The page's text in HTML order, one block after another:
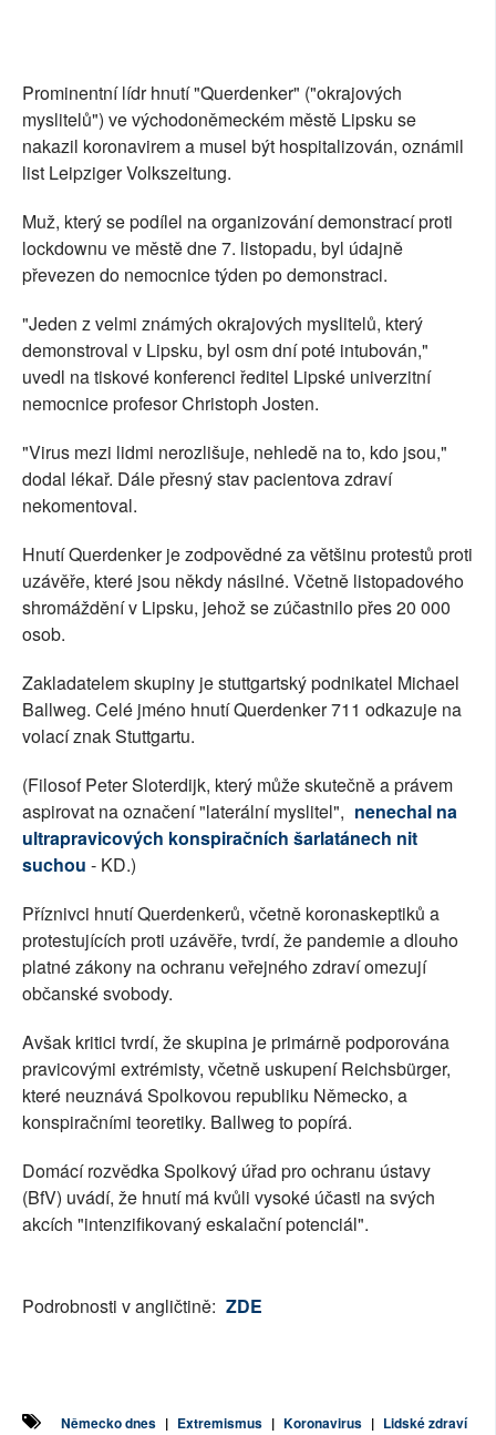
Prominentní lídr hnutí "Querdenker" ("okrajových
myslitelů") ve východoněmeckém městě Lipsku se
nakazil koronavirem a musel být hospitalizován, oznámil
list Leipziger Volkszeitung.
Muž, který se podílel na organizování demonstrací proti
lockdownu ve městě dne 7. listopadu, byl údajně
převezen do nemocnice týden po demonstraci.
"Jeden z velmi známých okrajových myslitelů, který
demonstroval v Lipsku, byl osm dní poté intubován,"
uvedl na tiskové konferenci ředitel Lipské univerzitní
nemocnice profesor Christoph Josten.
"Virus mezi lidmi nerozlišuje, nehledě na to, kdo jsou,"
dodal lékař. Dále přesný stav pacientova zdraví
nekomentoval.
Hnutí Querdenker je zodpovědné za většinu protestů proti
uzávěře, které jsou někdy násilné. Včetně listopadového
shromáždění v Lipsku, jehož se zúčastnilo přes 20 000
osob.
Zakladatelem skupiny je stuttgartský podnikatel Michael
Ballweg. Celé jméno hnutí Querdenker 711 odkazuje na
volací znak Stuttgartu.
(Filosof Peter Sloterdijk, který může skutečně a právem
aspirovat na označení "laterální myslitel", nenechal na
ultrapravicových konspiračních šarlatánech nit
suchou - KD.)
Příznivci hnutí Querdenkerů, včetně koronaskeptiků a
protestujících proti uzávěře, tvrdí, že pandemie a dlouho
platné zákony na ochranu veřejného zdraví omezují
občanské svobody.
Avšak kritici tvrdí, že skupina je primárně podporována
pravicovými extrémisty, včetně uskupení Reichsbürger,
které neuznává Spolkovou republiku Německo, a
konspiračními teoretiky. Ballweg to popírá.
Domácí rozvědka Spolkový úřad pro ochranu ústavy
(BfV) uvádí, že hnutí má kvůli vysoké účasti na svých
akcích "intenzifikovaný eskalační potenciál".
Podrobnosti v angličtině: ZDE
Německo dnes | Extremismus | Koronavirus | Lidské zdraví